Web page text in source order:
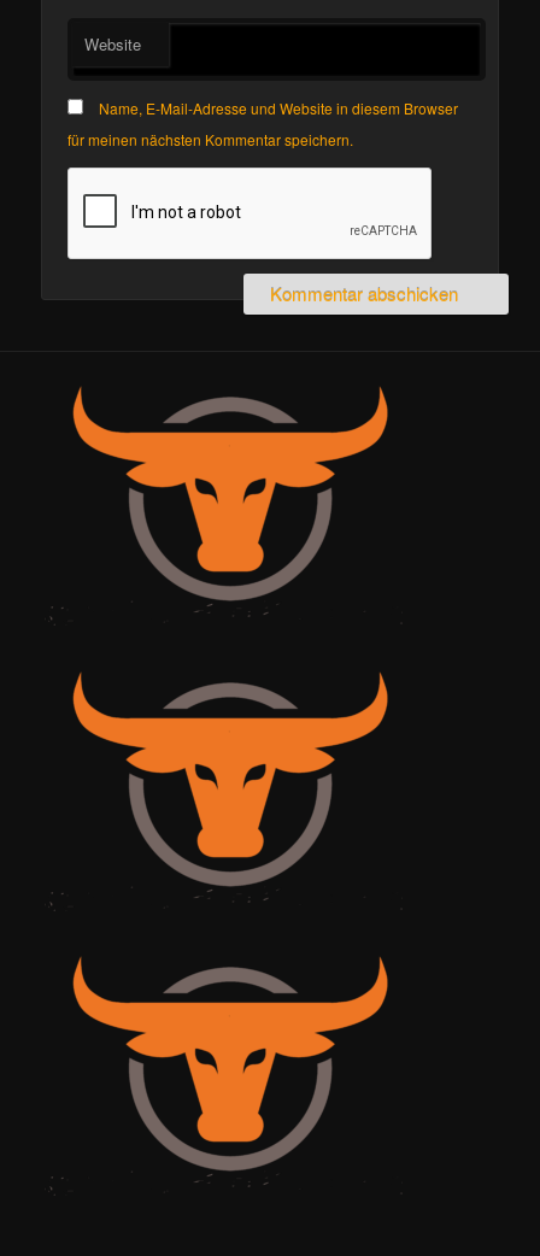
Website
Name, E-Mail-Adresse und Website in diesem Browser
für meinen nächsten Kommentar speichern.